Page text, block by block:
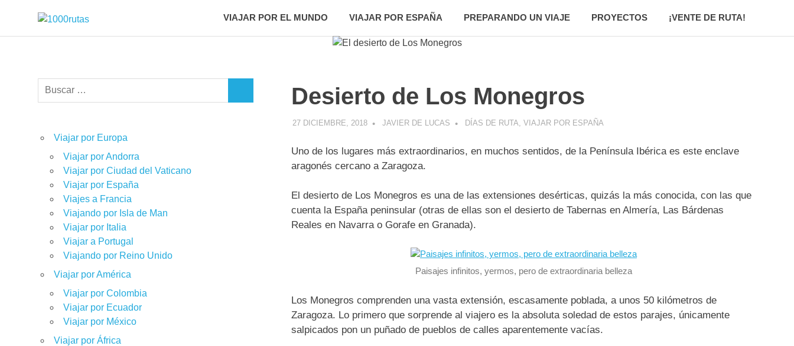
contenido
VIAJAR POR EL MUNDO VIAJAR POR ESPAÑA PREPARANDO UN VIAJE PROYECTOS ¡VENTE DE RUTA!
Desierto de Los Monegros
27 DICIEMBRE, 2018 JAVIER DE LUCAS DÍAS DE RUTA,VIAJAR POR ESPAÑA
Uno de los lugares más extraordinarios, en muchos sentidos, de la Península Ibérica es este enclave
aragonés cercano a Zaragoza.
El desierto de Los Monegros es una de las extensiones desérticas, quizás la más conocida, con las que
cuenta la España peninsular (otras de ellas son el desierto de Tabernas en Almería, Las Bárdenas
Reales en Navarra o Gorafe en Granada).
Paisajes infinitos, yermos, pero de extraordinaria belleza
Los Monegros comprenden una vasta extensión, escasamente poblada, a unos 50 kilómetros de
Zaragoza. Lo primero que sorprende al viajero es la absoluta soledad de estos parajes, únicamente
salpicados pon un puñado de pueblos de calles aparentemente vacías.
Buscar:
Viajar por Europa
Viajar por Andorra
Viajar por Ciudad del Vaticano
Viajar por España
Viajes a Francia
Viajando por Isla de Man
Viajar por Italia
Viajar a Portugal
Viajando por Reino Unido
Viajar por América
Viajar por Colombia
Viajar por Ecuador
Viajar por México
Viajar por África